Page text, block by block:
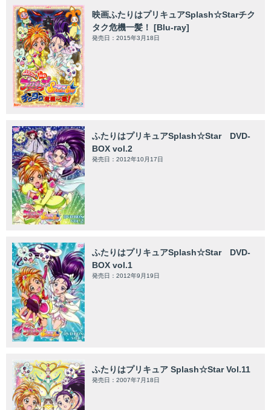
映画ふたりはプリキュアSplash☆Starチク
タク危機一髪！ [Blu-ray]
発売日：2015年3月18日
ふたりはプリキュアSplash☆Star DVD-
BOX vol.2
発売日：2012年10月17日
ふたりはプリキュアSplash☆Star DVD-
BOX vol.1
発売日：2012年9月19日
ふたりはプリキュア Splash☆Star Vol.11
発売日：2007年7月18日